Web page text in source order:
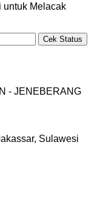
untuk Melacak
- JENEBERANG
Sulawesi